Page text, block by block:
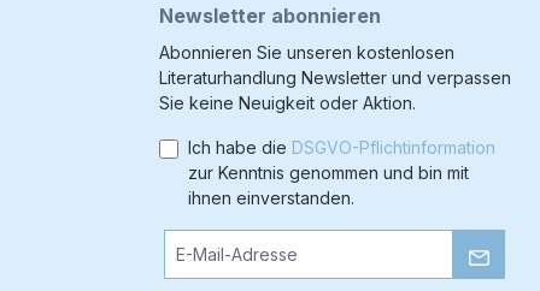
Newsletter abonnieren
Abonnieren Sie unseren kostenlosen
Literaturhandlung Newsletter und verpassen
Sie keine Neuigkeit oder Aktion.
Ich habe die DSGVO-Pflichtinformation
zur Kenntnis genommen und bin mit
ihnen einverstanden.